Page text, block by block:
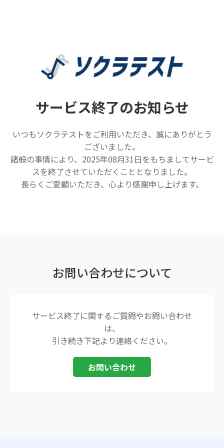
サービス終了のお知らせ
いつもソクラテストをご利用いただき、誠にありがとう
ございました。
諸般の事情により、2025年08月31日をもちましてサービ
スを終了させていただくこととなりました。
長らくご愛顧いただき、心より感謝申し上げます。
お問い合わせについて
サービス終了に関するご質問やお問い合わせ
は、
引き続き下記より連絡ください。
お問い合わせ